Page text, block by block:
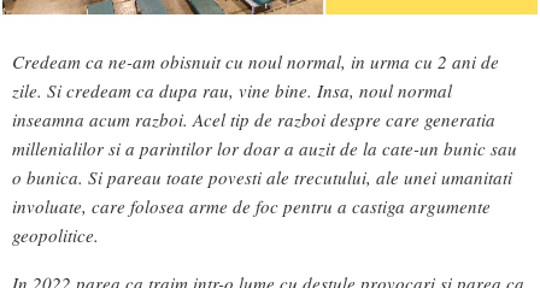
Credeam ca ne-am obisnuit cu noul normal, in urma cu 2 ani de
zile. Si credeam ca dupa rau, vine bine. Insa, noul normal
inseamna acum razboi. Acel tip de razboi despre care generatia
millenialilor si a parintilor lor doar a auzit de la cate-un bunic sau
o bunica. Si pareau toate povesti ale trecutului, ale unei umanitati
involuate, care folosea arme de foc pentru a castiga argumente
geopolitice.
In 2022 parea ca traim intr-o lume cu destule provocari si parea ca